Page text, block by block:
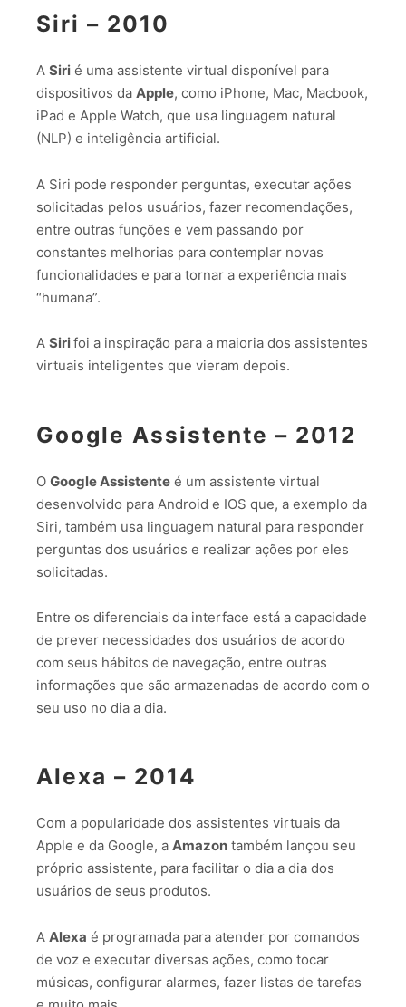
Siri – 2010
A Siri é uma assistente virtual disponível para
dispositivos da Apple, como iPhone, Mac, Macbook,
iPad e Apple Watch, que usa linguagem natural
(NLP) e inteligência artificial.
A Siri pode responder perguntas, executar ações
solicitadas pelos usuários, fazer recomendações,
entre outras funções e vem passando por
constantes melhorias para contemplar novas
funcionalidades e para tornar a experiência mais
“humana”.
A Sirifoi a inspiração para a maioria dos assistentes
virtuais inteligentes que vieram depois.
Google Assistente – 2012
O Google Assistente é um assistente virtual
desenvolvido para Android e IOS que, a exemplo da
Siri, também usa linguagem natural para responder
perguntas dos usuários e realizar ações por eles
solicitadas.
Entre os diferenciais da interface está a capacidade
de prever necessidades dos usuários de acordo
com seus hábitos de navegação, entre outras
informações que são armazenadas de acordo com o
seu uso no dia a dia.
Alexa – 2014
Com a popularidade dos assistentes virtuais da
Apple e da Google, a Amazon também lançou seu
próprio assistente, para facilitar o dia a dia dos
usuários de seus produtos.
A Alexa é programada para atender por comandos
de voz e executar diversas ações, como tocar
músicas, configurar alarmes, fazer listas de tarefas